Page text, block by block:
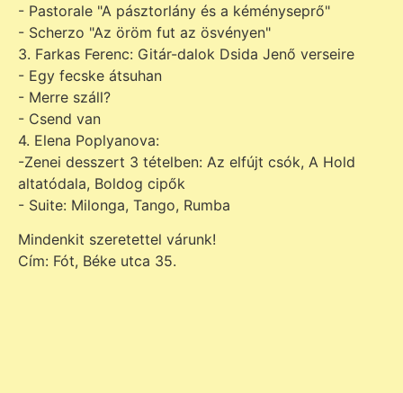
- Pastorale "A pásztorlány és a kéményseprő"
- Scherzo "Az öröm fut az ösvényen"
3. Farkas Ferenc: Gitár-dalok Dsida Jenő verseire
- Egy fecske átsuhan
- Merre száll?
- Csend van
4. Elena Poplyanova:
-Zenei desszert 3 tételben: Az elfújt csók, A Hold
altatódala, Boldog cipők
- Suite: Milonga, Tango, Rumba
Mindenkit szeretettel várunk!
Cím: Fót, Béke utca 35.